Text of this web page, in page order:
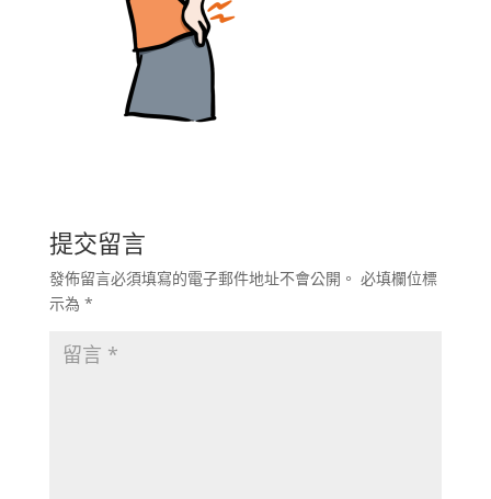
提交留言
發佈留言必須填寫的電子郵件地址不會公開。 必填欄位標
示為 *